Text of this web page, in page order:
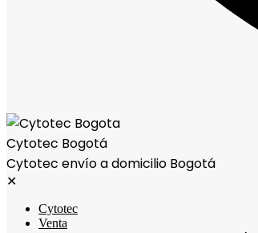
Cytotec Bogotá
Cytotec envío a domicilio Bogotá
✕
Cytotec
Venta